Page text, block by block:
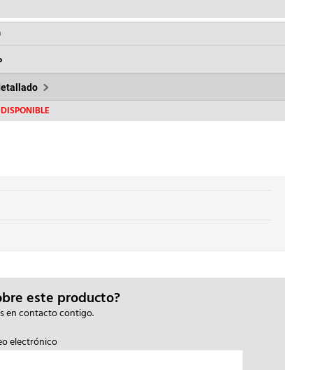
PRECIO
ACTUAL
ES:
13,61€.
este producto?
en contacto contigo.
electrónico